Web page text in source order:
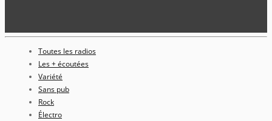
Toutes les radios
Les + écoutées
Variété
Sans pub
Rock
Électro